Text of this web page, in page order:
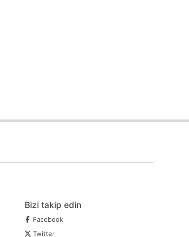
Bizi takip edin
Facebook
Twitter